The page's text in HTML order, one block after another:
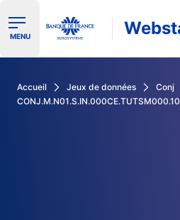
Ouvrir le menu de navigation
MENU
Accueil Jeux de données
Conj
CONJ.M.N01.S.IN.000CE.TUTSM000.10